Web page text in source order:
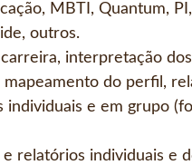
MBTI, Quantum,
outros.
interpretação dos
mapeamento do perfil,
individuais e em grupo
e relatórios individuais e